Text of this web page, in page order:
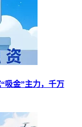
吸金”主力，千万